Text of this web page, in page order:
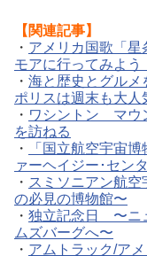
【関連記事】
・ アメリカ国歌「星
モアに行ってみよう
・ 海と歴史とグルメ
ポリスは週末も大人
・ ワシントン マウ
を訪ねる
・
「国立航空宇宙
ァーヘイジー･センタ
・ スミソニアン航
の必見の博物館〜
・ 独立記念日 〜ニ
ムズバーグへ〜
・ アムトラック/ア